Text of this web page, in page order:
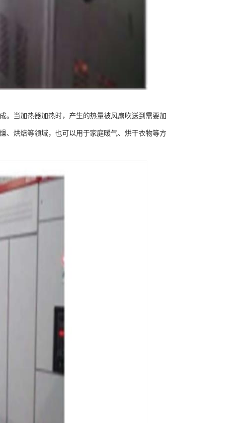
。当加热器加热时，产生的热量被风扇吹送到需要加
、烘焙等领域，也可以用于家庭暖气、烘干衣物等方